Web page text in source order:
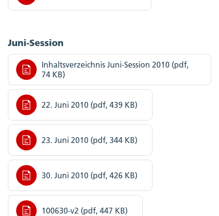
Juni-Session
Inhaltsverzeichnis Juni-Session 2010 (pdf,
74 KB)
22. Juni 2010 (pdf, 439 KB)
23. Juni 2010 (pdf, 344 KB)
30. Juni 2010 (pdf, 426 KB)
100630-v2 (pdf, 447 KB)